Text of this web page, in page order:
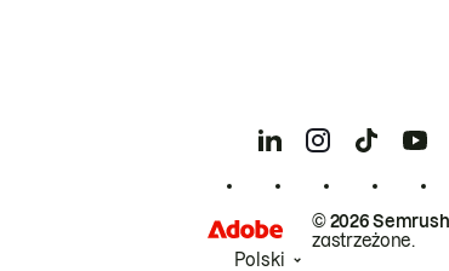
© 2026
zastrzeżone.
Polski